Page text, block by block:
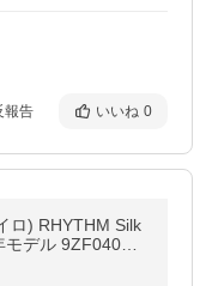
報告 いいね 0
ロ) RHYTHM Silk
デル 9ZF040RH